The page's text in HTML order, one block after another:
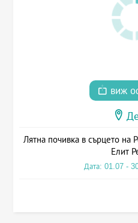
виж
Лятна почивка в сърцето на
Елит
Дата: 01.07 -